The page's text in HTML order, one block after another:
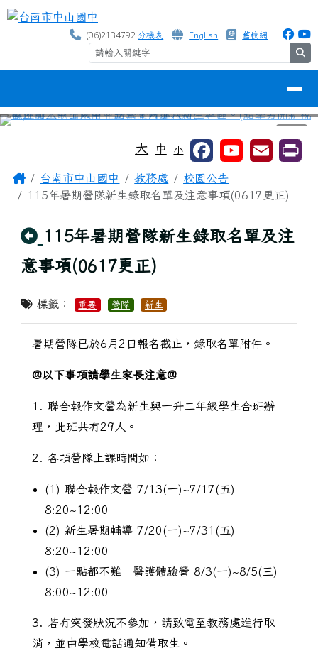
跳至主內容區
台南市中山國中
(06)2134792分機表 English 舊校網
⏸
大 中 小
主內容區域
Home台南市中山國中 教務處
校園公告
115年暑期營隊新生錄取名單及注意事項(0617更正)
回上頁
115年暑期營隊新生錄取名單及注
意事項(0617更正)
標籤： 重要 營隊 新生
暑期營隊已於6月2日報名截止，錄取名單附件。
@以下事項請學生家長注意@
1. 聯合報作文營為新生與一升二年級學生合班辦
理，此班共有29人。
2. 各項營隊上課時間如：
(1) 聯合報作文營 7/13(一)~7/17(五)
8:20~12:00
(2) 新生暑期輔導 7/20(一)~7/31(五)
8:20~12:00
(3) 一點都不難—醫護體驗營 8/3(一)~8/5(三)
8:00~12:00
3. 若有突發狀況不參加，請致電至教務處進行取
消，並由學校電話通知備取生。
頁尾區域